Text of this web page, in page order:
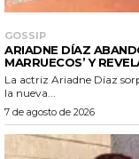
GOSSIP
ARIADNE DÍAZ
MARRUECOS’ Y
La actriz Ariadne Díaz
la nueva...
7 de agosto de 2026